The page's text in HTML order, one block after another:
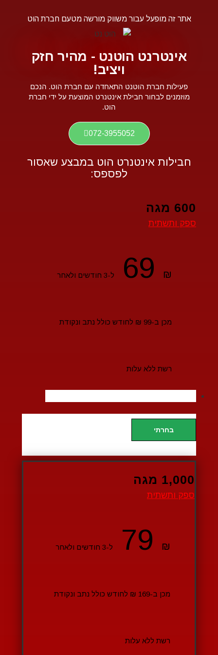
אתר זה מופעל עבור משווק מורשה מטעם חברת הוט
אינטרנט הוטנט - מהיר חזק
ויציב!
פעילות חברת הוטנט התאחדה עם חברת הוט. הנכם
מוזמנים לבחור חבילת אינטנרט המוצעת על ידי חברת
הוט.
072-3955052
חבילות אינטנרט הוט במבצע שאסור
לפספס:
600 מגה
ספק ותשתית
₪
69 ל-3 חודשים ולאחר
מכן ב-99 ₪ לחודש כולל נתב ונקודת
רשת ללא עלות
בחרתי
1,000 מגה
ספק ותשתית
₪
79 ל-3 חודשים ולאחר
מכן ב-169 ₪ לחודש כולל נתב ונקודת
רשת ללא עלות